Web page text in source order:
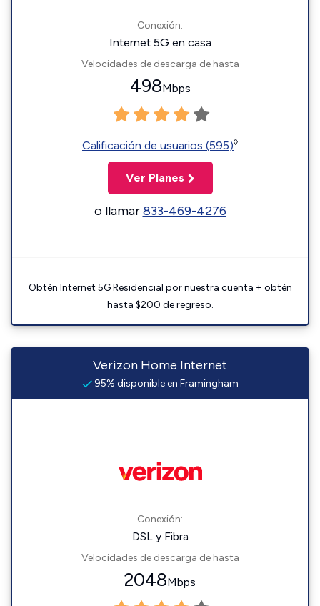
Conexión:
Internet 5G en casa
Velocidades de descarga de hasta
498Mbps
Calificación de usuarios (595)◊
Ver Planes
o llamar833-469-4276
Obtén Internet 5G Residencial por nuestra cuenta + obtén
hasta $200 de regreso.
Verizon Home Internet
95% disponible en Framingham
Conexión:
DSL y Fibra
Velocidades de descarga de hasta
2048Mbps